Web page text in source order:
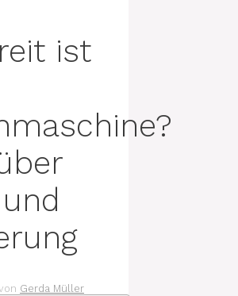
ist
Gerda Müller